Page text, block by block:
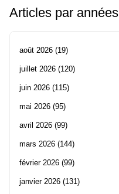
Articles par années
août 2026 (19)
juillet 2026 (120)
juin 2026 (115)
mai 2026 (95)
avril 2026 (99)
mars 2026 (144)
février 2026 (99)
janvier 2026 (131)